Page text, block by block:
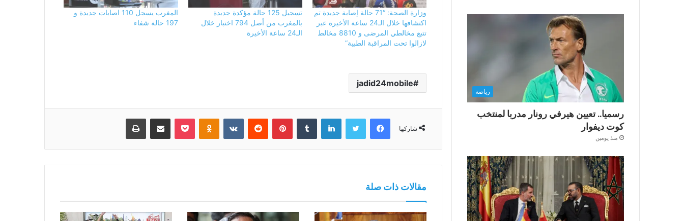
وزارة الصحة: “71 حالة إصابة جديدة تم
اكتشافها خلال الـ24 ساعة الأخيرة عبر
تتبع مخالطي المرضى و 8810 مخالط
لازالوا تحت المراقبة الطبية”
تسجيل 125 حالة مؤكدة جديدة
بالمغرب من أصل 794 اختبار خلال
الـ24 ساعة الأخيرة
المغرب يسجل 110 اصابات جديدة و
197 حالة شفاء
jadid24mobile
شاركها
فيسبوك تويتر لينكدإن بينتيريست Odnoklassniki
بوكيت مشاركة عبر البريد طباعة
مقالات ذات صلة
رياضة
رسميا.. تعيين هيرفي رونار مدربا لمنتخب
كوت ديفوار
منذ يومين